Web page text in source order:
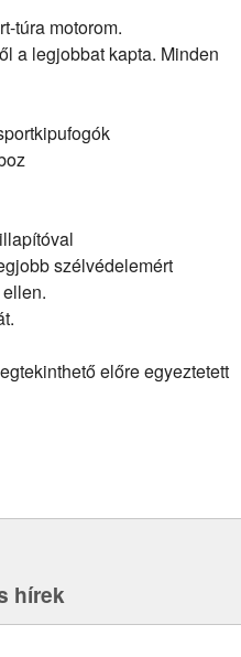
túra motorom.
a legjobbat kapta. Minden
szélvédelemért
előre egyeztetett
hírek